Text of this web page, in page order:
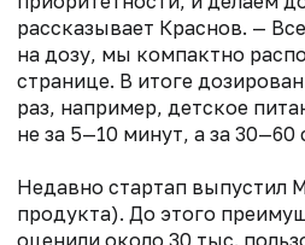
рассказывает Краснов. —
на дозу, мы компактно
странице. В итоге
раз, например, детское
не за 5—10 минут, а за 30—60
Недавно стартап выпустил
продукта). До этого